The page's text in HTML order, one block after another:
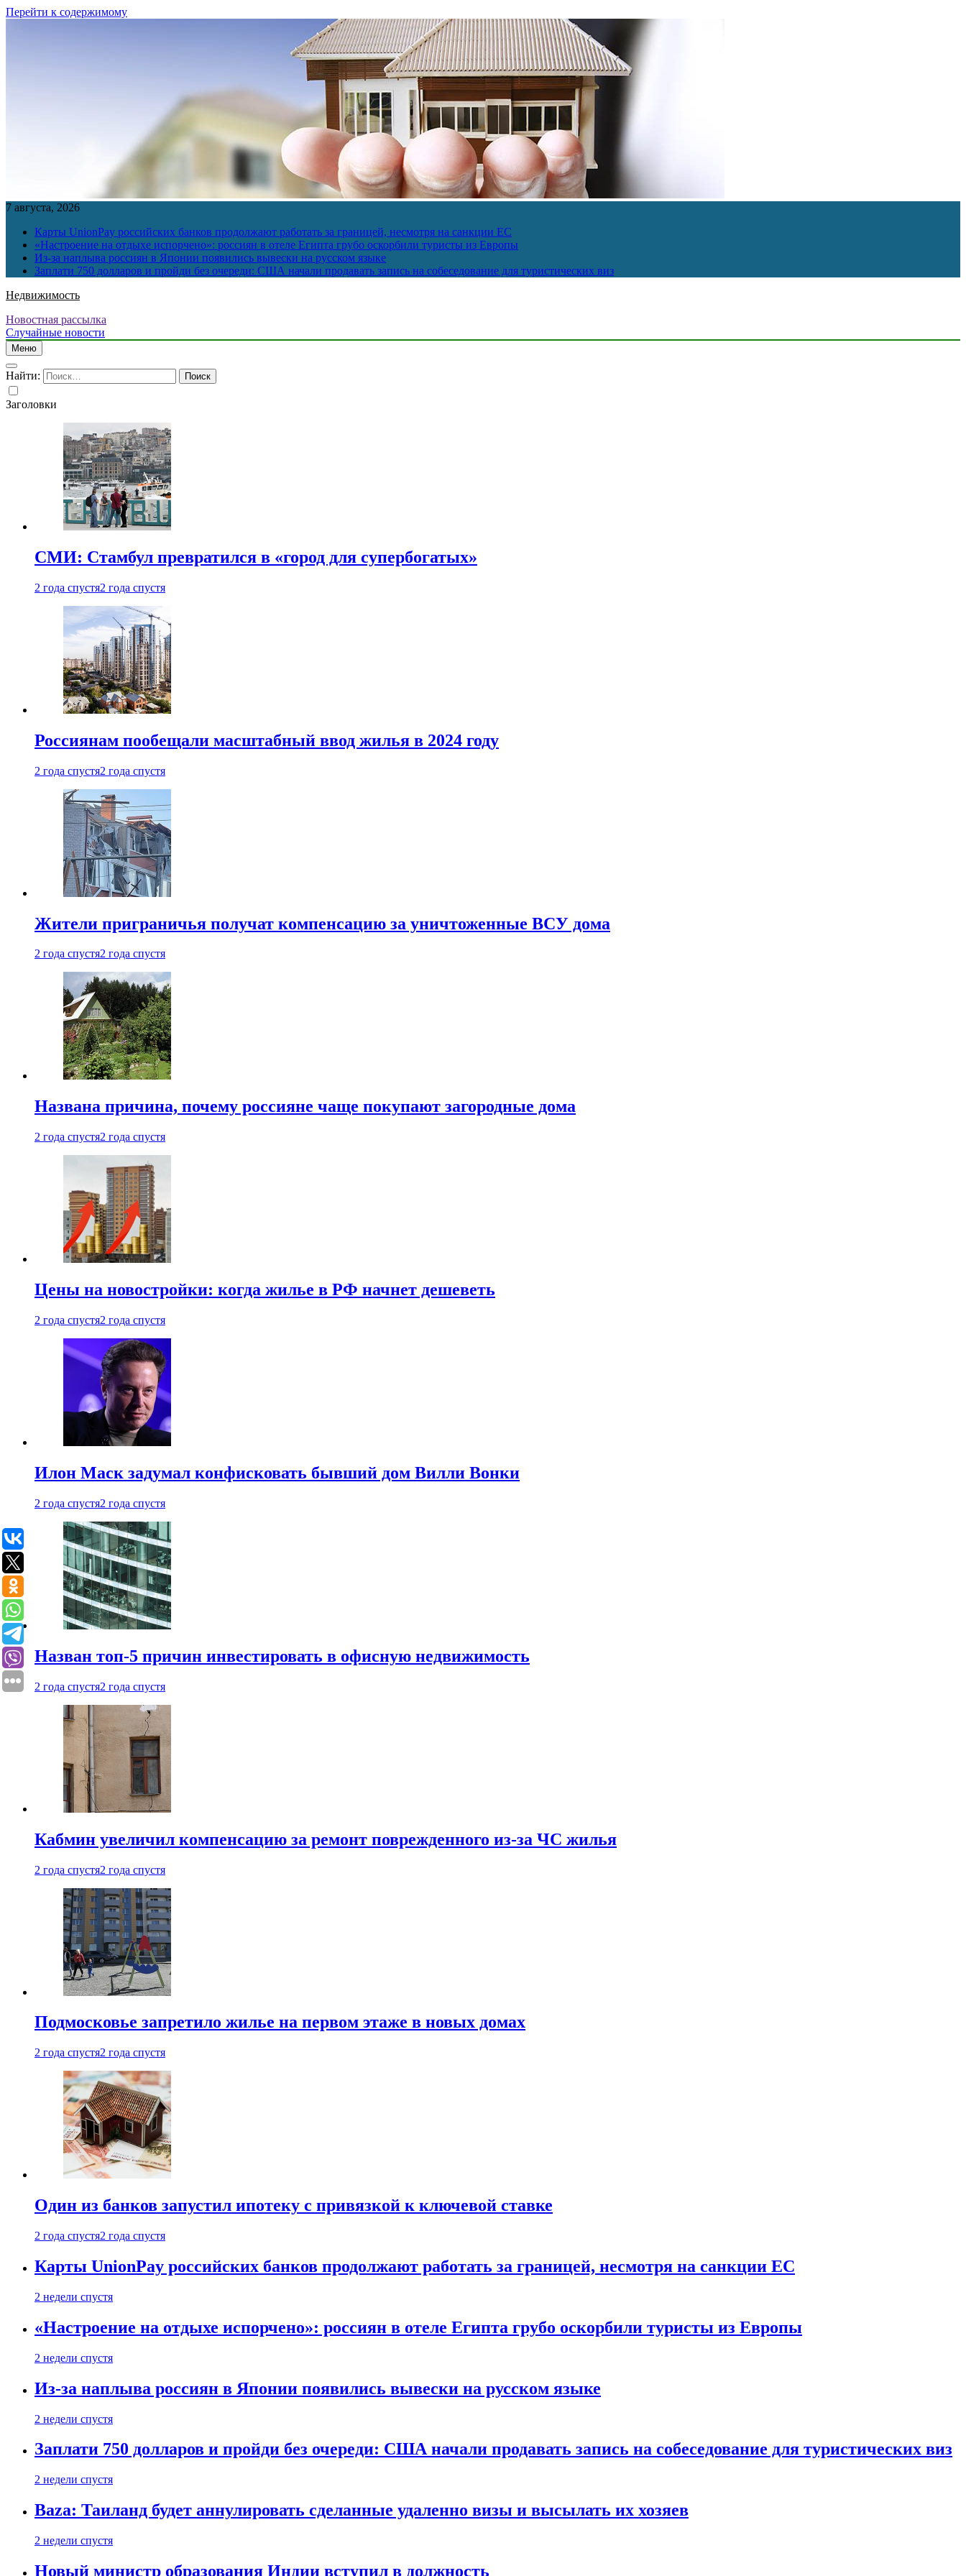
Перейти к содержимому
7 августа, 2026
Карты UnionPay российских банков продолжают работать за границей, несмотря на санкции ЕС
«Настроение на отдыхе испорчено»: россиян в отеле Египта грубо оскорбили туристы из Европы
Из-за наплыва россиян в Японии появились вывески на русском языке
Заплати 750 долларов и пройди без очереди: США начали продавать запись на собеседование для туристических виз
Недвижимость
Новостная рассылка
Случайные новости
Меню
Найти:
Заголовки
СМИ: Стамбул превратился в «город для супербогатых»
2 года спустя2 года спустя
Россиянам пообещали масштабный ввод жилья в 2024 году
2 года спустя2 года спустя
Жители приграничья получат компенсацию за уничтоженные ВСУ дома
2 года спустя2 года спустя
Названа причина, почему россияне чаще покупают загородные дома
2 года спустя2 года спустя
Цены на новостройки: когда жилье в РФ начнет дешеветь
2 года спустя2 года спустя
Илон Маск задумал конфисковать бывший дом Вилли Вонки
2 года спустя2 года спустя
Назван топ-5 причин инвестировать в офисную недвижимость
2 года спустя2 года спустя
Кабмин увеличил компенсацию за ремонт поврежденного из-за ЧС жилья
2 года спустя2 года спустя
Подмосковье запретило жилье на первом этаже в новых домах
2 года спустя2 года спустя
Один из банков запустил ипотеку с привязкой к ключевой ставке
2 года спустя2 года спустя
Карты UnionPay российских банков продолжают работать за границей, несмотря на санкции ЕС
2 недели спустя
«Настроение на отдыхе испорчено»: россиян в отеле Египта грубо оскорбили туристы из Европы
2 недели спустя
Из-за наплыва россиян в Японии появились вывески на русском языке
2 недели спустя
Заплати 750 долларов и пройди без очереди: США начали продавать запись на собеседование для туристических виз
2 недели спустя
Baza: Таиланд будет аннулировать сделанные удаленно визы и высылать их хозяев
2 недели спустя
Новый министр образования Индии вступил в должность